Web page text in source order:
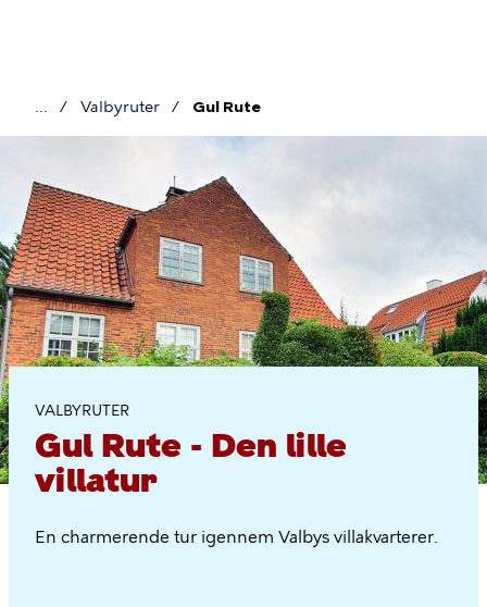
Brødkrumme
Valbyruter Gul Rute
Gul
Rute
VALBYRUTER
Gul Rute - Den lille
villatur
En charmerende tur igennem Valbys villakvarterer.